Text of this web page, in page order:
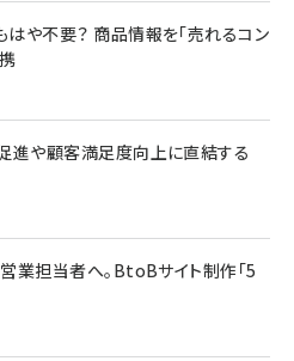
や不要？ 商品情報を「売れるコン
進や顧客満足度向上に直結する
業担当者へ。BtoBサイト制作「5